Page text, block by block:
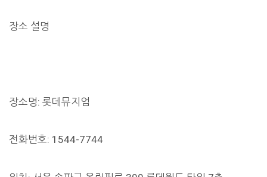
장소 설명
장소명: 롯데뮤지엄
전화번호: 1544-7744